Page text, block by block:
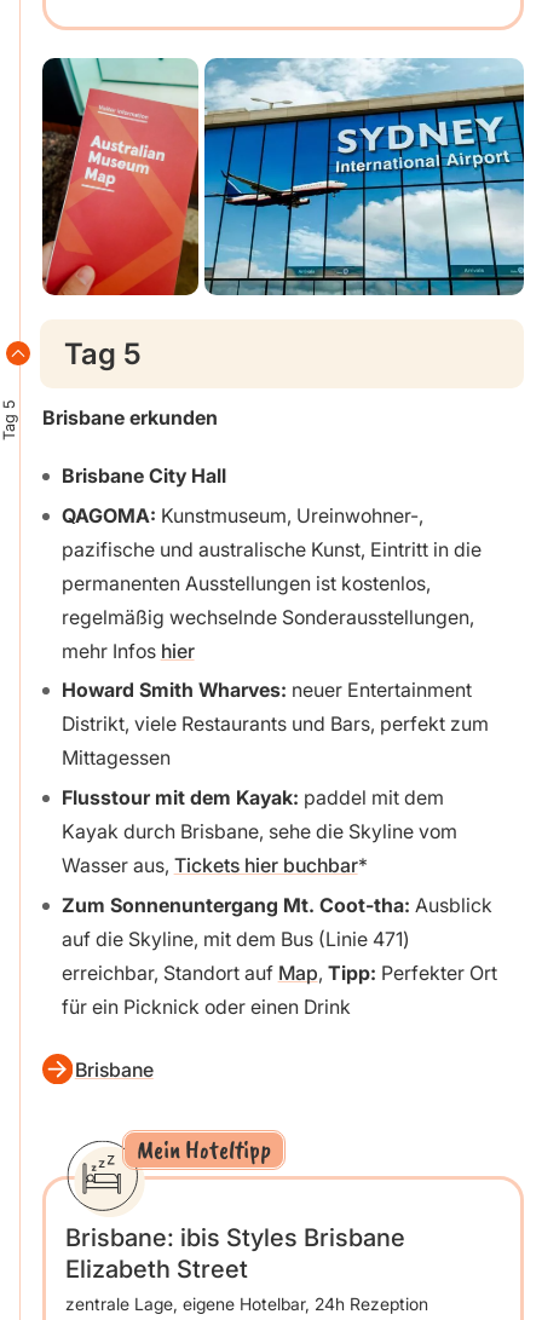
Tag 5
Tag 5
Brisbane erkunden
Brisbane City Hall
QAGOMA: Kunstmuseum, Ureinwohner-,
pazifische und australische Kunst, Eintritt in die
permanenten Ausstellungen ist kostenlos,
regelmäßig wechselnde Sonderausstellungen,
mehr Infos hier
Howard Smith Wharves: neuer Entertainment
Distrikt, viele Restaurants und Bars, perfekt zum
Mittagessen
Flusstour mit dem Kayak: paddel mit dem
Kayak durch Brisbane, sehe die Skyline vom
Wasser aus, Tickets hier buchbar
Zum Sonnenuntergang Mt. Coot-tha: Ausblick
auf die Skyline, mit dem Bus (Linie 471)
erreichbar, Standort auf Map, Tipp: Perfekter Ort
für ein Picknick oder einen Drink
Brisbane
Mein Hoteltipp
Brisbane: ibis Styles Brisbane
Elizabeth Street
zentrale Lage, eigene Hotelbar, 24h Rezeption